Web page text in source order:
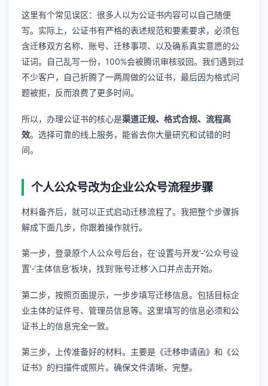
这里有个常见误区：很多人以为公证书内容可以自己随便
写。实际上，公证书有严格的表述规范和要素要求，必须包
含迁移双方名称、账号、迁移事项、以及确系真实意愿的公
证词。自己乱写一份，100%会被腾讯审核驳回。我们遇到过
不少客户，自己折腾了一两周做的公证书，最后因为格式问
题被拒，反而浪费了更多时间。
所以，办理公证书的核心是渠道正规、格式合规、流程高
效。选择可靠的线上服务，能省去你大量研究和试错的时
间。
个人公众号改为企业公众号流程步骤
材料备齐后，就可以正式启动迁移流程了。我把整个步骤拆
解成下面几步，你跟着操作就行。
第一步，登录原个人公众号后台，在‘设置与开发’-‘公众号设
置’-‘主体信息’板块，找到‘账号迁移’入口并点击开始。
第二步，按照页面提示，一步步填写迁移信息。包括目标企
业主体的证件号、管理员信息等。这里填写的信息必须和公
证书上的信息完全一致。
第三步，上传准备好的材料。主要是《迁移申请函》和《公
证书》的扫描件或照片。确保文件清晰、完整。